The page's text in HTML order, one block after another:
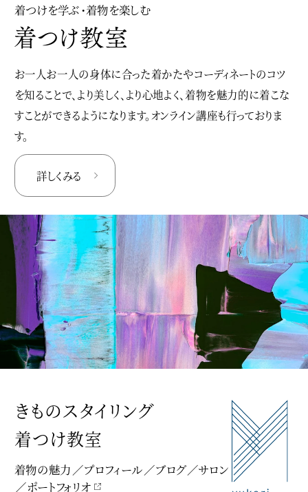
着つけを学ぶ・着物を楽しむ
お一人お一人の身体に合った着かたやコーディネートのコツ
を知ることで、より美しく、より心地よく、着物を魅力的に着こな
すことができるようになります。オンライン講座も行っておりま
す。
詳しくみる
きものスタイリング
着つけ教室
着物の魅力 プロフィール ブログ
サロン
ポートフォリオ